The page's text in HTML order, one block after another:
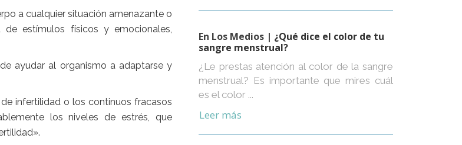
a cualquier situación amenazante o
estímulos físicos y emocionales,
ayudar al organismo a adaptarse y
infertilidad o los continuos fracasos
los niveles de estrés, que
En Los Medios | ¿Qué dice el color de tu
sangre menstrual?
¿Le prestas atención al color de la sangre
menstrual? Es importante que mires cuál
es el color ...
Leer más